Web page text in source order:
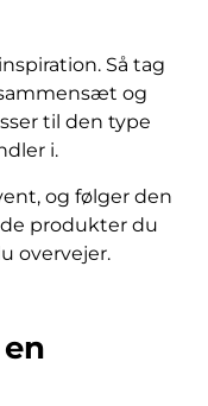
Så tag
og
til den type
i.
og følger den
produkter du
overvejer.